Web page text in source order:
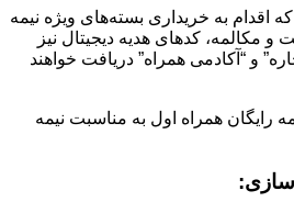
اقدام به خریداری بسته‌های ویژه نیمه
و مکالمه، کدهای هدیه دیجیتال نیز
و “آکادمی همراه” دریافت خواهند